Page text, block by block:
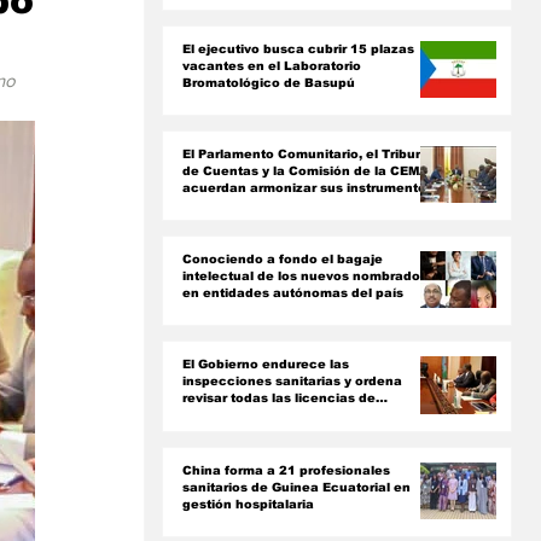
El ejecutivo busca cubrir 15 plazas
vacantes en el Laboratorio
Bromatológico de Basupú
El Parlamento Comunitario, el Tribunal
de Cuentas y la Comisión de la CEMAC
acuerdan armonizar sus instrumentos
Conociendo a fondo el bagaje
intelectual de los nuevos nombrados
en entidades autónomas del país ‎
El Gobierno endurece las
inspecciones sanitarias y ordena
revisar todas las licencias de
China forma a 21 profesionales
sanitarios de Guinea Ecuatorial en
gestión hospitalaria